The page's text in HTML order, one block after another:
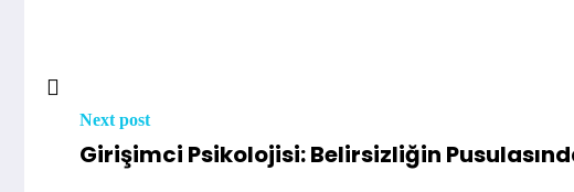
Next post
Girişimci Psikolojisi: Belirsizliğin